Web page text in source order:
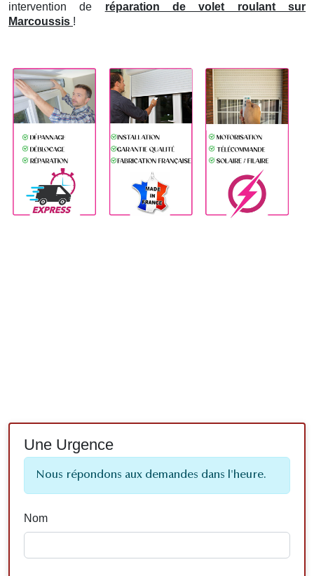
intervention de réparation de volet roulant sur
Marcoussis !
Une Urgence
Nous répondons aux demandes dans l'heure.
Nom